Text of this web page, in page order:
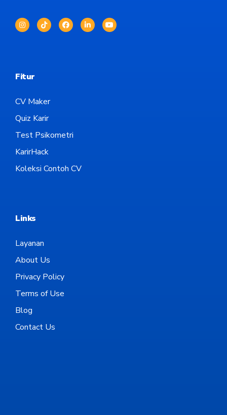
Fitur
CV Maker
Quiz Karir
Test Psikometri
KarirHack
Koleksi Contoh CV
Links
Layanan
About Us
Privacy Policy
Terms of Use
Blog
Contact Us